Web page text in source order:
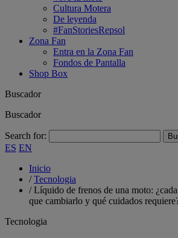
Cultura Motera
De leyenda
#FanStoriesRepsol
Zona Fan
Entra en la Zona Fan
Fondos de Pantalla
Shop Box
Buscador
Buscador
Search for:
ES EN
Inicio
/Tecnologia
/Líquido de frenos de una moto:
que cambiarlo y qué cuidados
Tecnologia